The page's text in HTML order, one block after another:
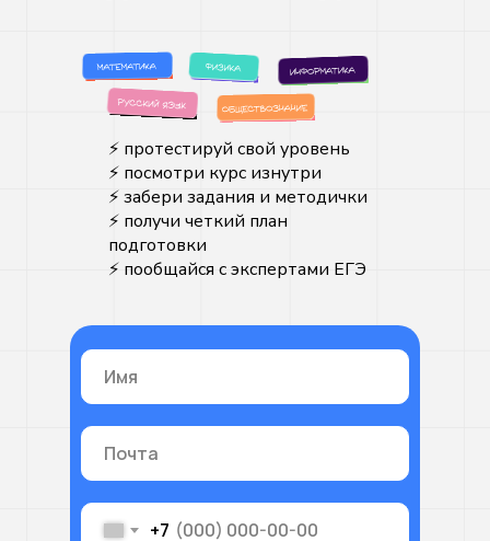
⚡️ протестируй свой уровень
⚡️ посмотри курс изнутри
⚡️ забери задания и методички
⚡️ получи четкий план
подготовки
⚡️ пообщайся с экспертами ЕГЭ
+7